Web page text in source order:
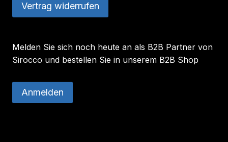
Vertrag widerrufen
Melden Sie sich noch heute an als B2B Partner von
Sirocco und bestellen Sie in unserem B2B Shop
Anmelden